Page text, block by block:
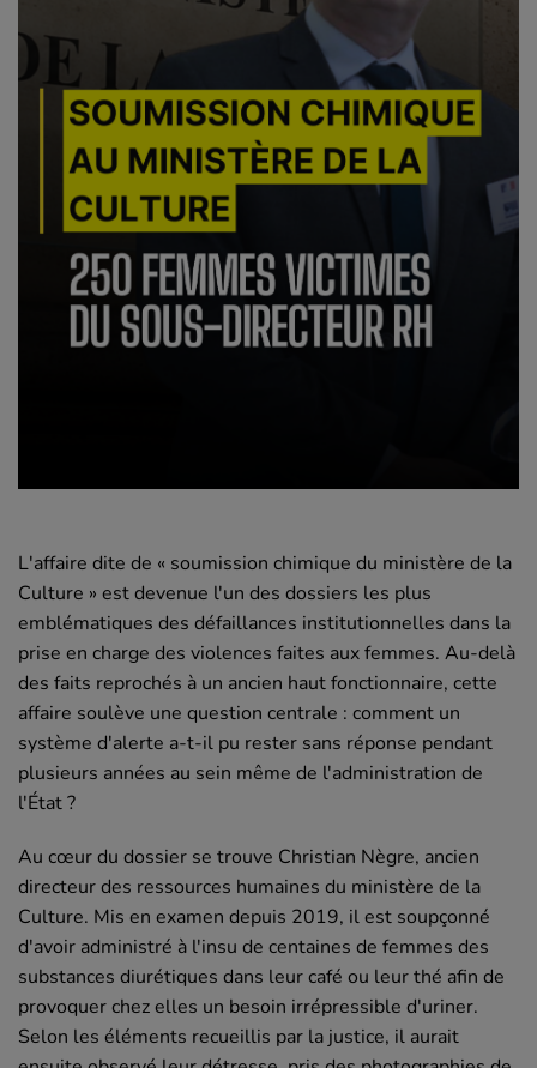
L'affaire dite de « soumission chimique du ministère de la
Culture » est devenue l'un des dossiers les plus
emblématiques des défaillances institutionnelles dans la
prise en charge des violences faites aux femmes. Au-delà
des faits reprochés à un ancien haut fonctionnaire, cette
affaire soulève une question centrale : comment un
système d'alerte a-t-il pu rester sans réponse pendant
plusieurs années au sein même de l'administration de
l'État ?
Au cœur du dossier se trouve Christian Nègre, ancien
directeur des ressources humaines du ministère de la
Culture. Mis en examen depuis 2019, il est soupçonné
d'avoir administré à l'insu de centaines de femmes des
substances diurétiques dans leur café ou leur thé afin de
provoquer chez elles un besoin irrépressible d'uriner.
Selon les éléments recueillis par la justice, il aurait